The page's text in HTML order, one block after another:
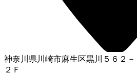
神奈川県川崎市麻生区黒川５６２
２Ｆ